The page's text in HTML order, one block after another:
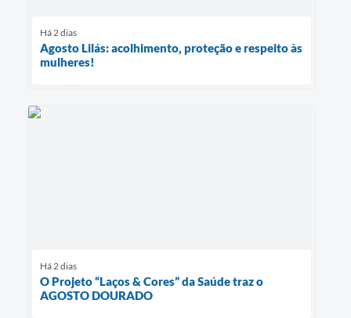
Há 2 dias
Agosto Lilás: acolhimento, proteção e respeito às
mulheres!
Há 2 dias
O Projeto “Laços & Cores” da Saúde traz o
AGOSTO DOURADO